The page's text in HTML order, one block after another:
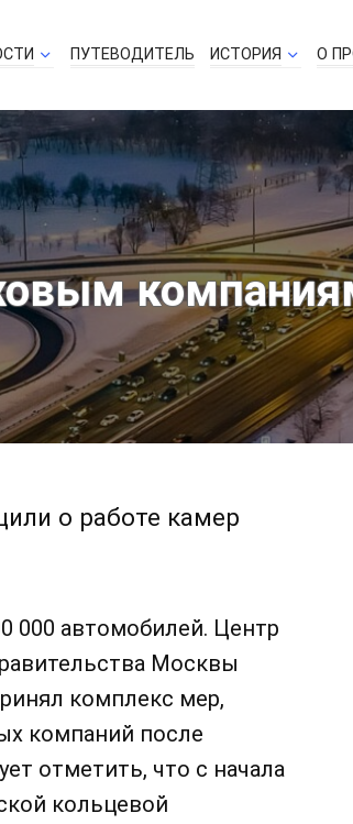
ПУТЕВОДИТЕЛЬ ИСТОРИЯ О
о работе камер
автомобилей. Центр
Москвы
комплекс мер,
компаний после
отметить, что с начала
кольцевой